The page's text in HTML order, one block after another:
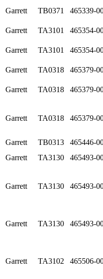
Garrett TB0371 465339-
Garrett TA3101 465354-
Garrett TA3101 465354-
Garrett TA0318 465379-
Garrett TA0318 465379-
Garrett TA0318 465379-
Garrett TB0313 465446-
Garrett
TA3130 465493-
Garrett TA3130 465493-
Garrett TA3130 465493-
Garrett TA3102 465506-